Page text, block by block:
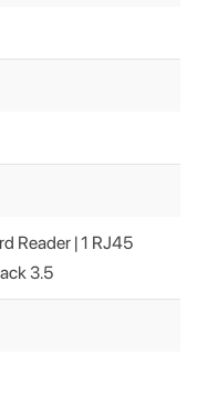
Reader | 1 RJ45
3.5